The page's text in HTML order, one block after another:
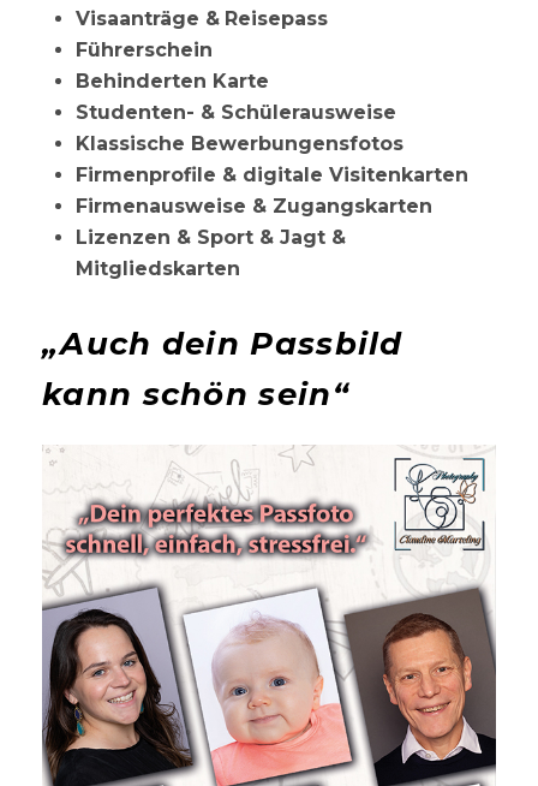
Visaanträge & Reisepass
Führerschein
Behinderten Karte
Studenten- & Schülerausweise
Klassische Bewerbungensfotos
Firmenprofile & digitale Visitenkarten
Firmenausweise & Zugangskarten
Lizenzen & Sport & Jagt &
Mitgliedskarten
„Auch dein Passbild
kann schön sein“